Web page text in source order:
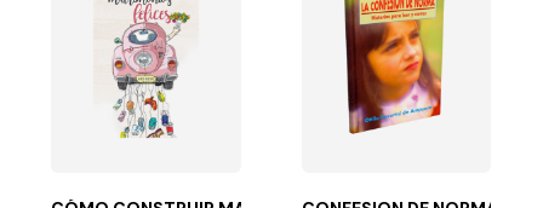
te propongo...
vida, el pastor Paulsen revela cuán vasto y profundo...